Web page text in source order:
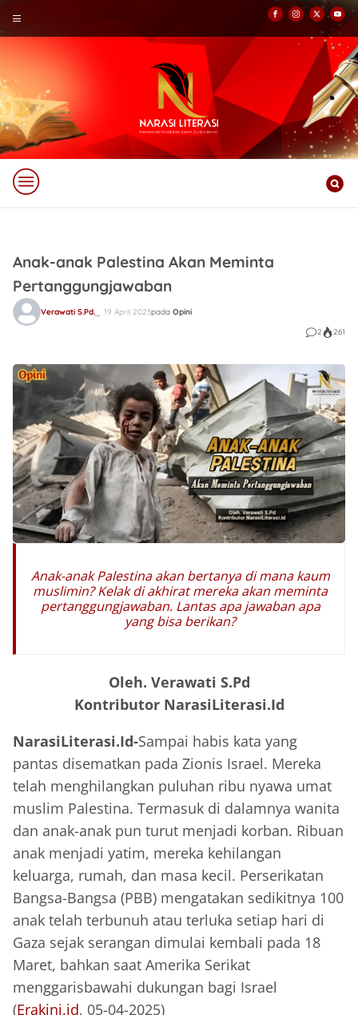
Anak-anak Palestina Akan Meminta
Pertanggungjawaban
Verawati S.Pd. 19 April 2025pada Opini
2
261
Anak-anak Palestina akan bertanya di mana kaum
muslimin? Kelak di akhirat mereka akan meminta
pertanggungjawaban. Lantas apa jawaban apa
yang bisa berikan?
Oleh. Verawati S.Pd
Kontributor NarasiLiterasi.Id
NarasiLiterasi.Id-Sampai habis kata yang
pantas disematkan pada Zionis Israel. Mereka
telah menghilangkan puluhan ribu nyawa umat
muslim Palestina. Termasuk di dalamnya wanita
dan anak-anak pun turut menjadi korban. Ribuan
anak menjadi yatim, mereka kehilangan
keluarga, rumah, dan masa kecil. Perserikatan
Bangsa-Bangsa (PBB) mengatakan sedikitnya 100
anak telah terbunuh atau terluka setiap hari di
Gaza sejak serangan dimulai kembali pada 18
Maret, bahkan saat Amerika Serikat
menggarisbawahi dukungan bagi Israel
(Erakini.id, 05-04-2025)